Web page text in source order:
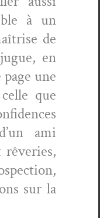
à un
de
en
une
que
ami
sur la